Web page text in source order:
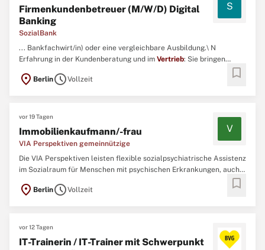
Firmenkundenbetreuer (M/W/D) Digital
Banking
SozialBank
S
... Bankfachwirt/in) oder eine vergleichbare Ausbildung.\ N
Erfahrung in der Kundenberatung und im Vertrieb: Sie bringen
mittelständischen Unternehmen oder Firmenkunden mit und
location_on BerlinscheduleVollzeit bookmark
vor 19 Tagen
Immobilienkaufmann/-frau
VIA Perspektiven gemeinnützige
V
Die VIA Perspektiven leisten flexible sozialpsychiatrische Assistenz
im Sozialraum für Menschen mit psychischen Erkrankungen, auch
ambulanten Leistungen werden im Rahmen der Eingliederungshilfe
location_on BerlinscheduleVollzeit bookmark
vor 12 Tagen
IT-Trainerin / IT-Trainer mit Schwerpunkt